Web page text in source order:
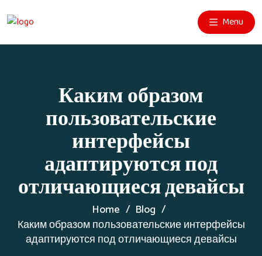
Menu
Каким образом
пользовательские
интерфейсы
адаптируются под
отличающиеся девайсы
Home
Blog
Каким образом пользовательские интерфейсы
адаптируются под отличающиеся девайсы